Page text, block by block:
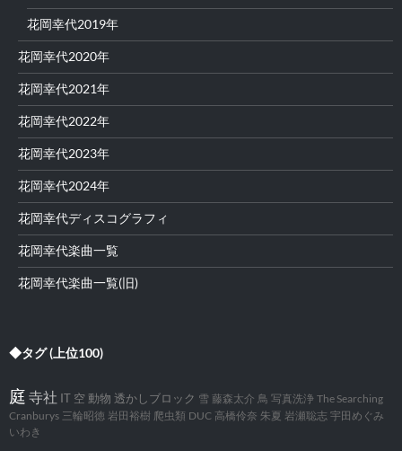
花岡幸代2019年
花岡幸代2020年
花岡幸代2021年
花岡幸代2022年
花岡幸代2023年
花岡幸代2024年
花岡幸代ディスコグラフィ
花岡幸代楽曲一覧
花岡幸代楽曲一覧(旧)
◆タグ (上位100)
庭 寺社 IT 空 動物 透かしブロック 雪 藤森太介 鳥 写真洗浄 The Searching
Cranburys 三輪昭徳 岩田裕樹 爬虫類 DUC 高橋伶奈 朱夏 岩瀬聡志 宇田めぐみ
いわき